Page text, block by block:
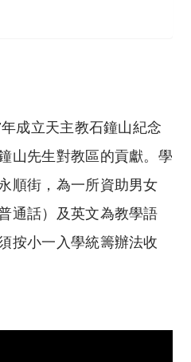
年成立天主教石鐘山紀念
山先生對教區的貢獻。學
順街，為一所資助男女
通話）及英文為教學語
按小一入學統籌辦法收